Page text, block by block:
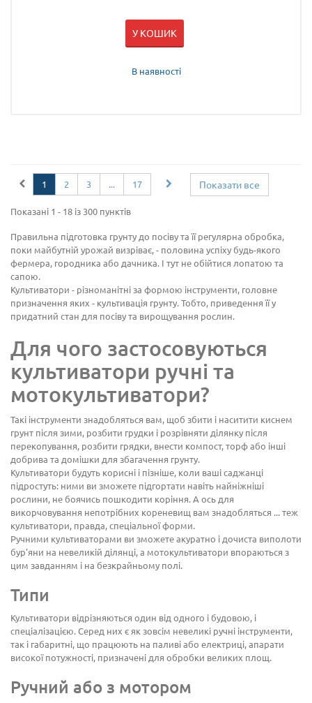
У КОШИК
В наявності
Показати все
1 2 3 ... 17
Показані 1 - 18 із 300 пунктів
Правильна підготовка грунту до посіву та її регулярна обробка,
поки майбутній урожай визріває, - половина успіху будь-якого
фермера, городника або дачника. І тут не обійтися лопатою та
сапою.
Культиватори - різноманітні за формою інструменти, головне
призначення яких - культивація грунту. Тобто, приведення її у
придатний стан для посіву та вирощування рослин.
Для чого застосовуються
культиватори ручні та
мотокультиватори?
Такі інструменти знадобляться вам, щоб збити і наситити киснем
грунт після зими, розбити грудки і розрівняти ділянку після
перекопування, розбити грядки, внести компост, торф або інші
добрива та домішки для збагачення грунту.
Культиватори будуть корисні і пізніше, коли ваші саджанці
підростуть: ними ви зможете підгортати навіть найніжніші
рослини, не боячись пошкодити коріння. А ось для
викорчовування непотрібних кореневищ вам знадобляться ... теж
культиватори, правда, спеціальної форми.
Ручними культиваторами ви зможете акуратно і дочиста виполоти
бур'яни на невеликій ділянці, а мотокультиватори впораються з
цим завданням і на безкрайньому полі.
Типи
Культиватори відрізняються один від одного і будовою, і
спеціалізацією. Серед них є як зовсім невеликі ручні інструменти,
так і габаритні, що працюють на паливі або електриці, апарати
високої потужності, призначені для обробки великих площ.
Ручний або з мотором